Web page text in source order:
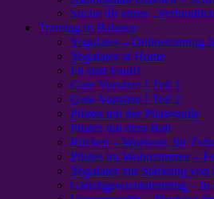
Suche dir einen
Training in Balance
Yogalates – Onlinetraining
Yogalates at Home
Fit statt Faul!!
Gute Vorsätze ! Teil 1
Gute Vorsätze ! Teil 2
Pilates mit der Pilatesrolle
Pilates mit dem Ball
Rücken – Workout, für
Pilates im Wohnzimmer –
Yogalates zur Stärkung
Gleichgewichtstraining – In